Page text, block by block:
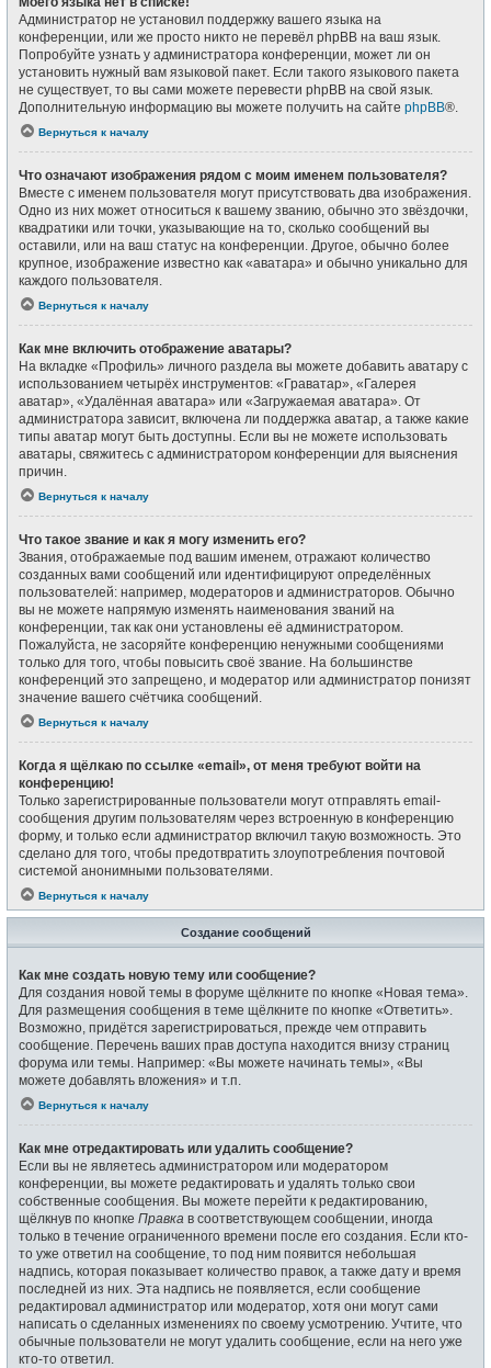
Администратор не установил поддержку вашего языка на
конференции, или же просто никто не перевёл phpBB на ваш язык.
Попробуйте узнать у администратора конференции, может ли он
установить нужный вам языковой пакет. Если такого языкового пакета
не существует, то вы сами можете перевести phpBB на свой язык.
Дополнительную информацию вы можете получить на сайте phpBB®.
Вернуться к началу
Что означают изображения рядом с моим именем пользователя?
Вместе с именем пользователя могут присутствовать два изображения.
Одно из них может относиться к вашему званию, обычно это звёздочки,
квадратики или точки, указывающие на то, сколько сообщений вы
оставили, или на ваш статус на конференции. Другое, обычно более
крупное, изображение известно как «аватара» и обычно уникально для
каждого пользователя.
Вернуться к началу
Как мне включить отображение аватары?
На вкладке «Профиль» личного раздела вы можете добавить аватару с
использованием четырёх инструментов: «Граватар», «Галерея
аватар», «Удалённая аватара» или «Загружаемая аватара». От
администратора зависит, включена ли поддержка аватар, а также какие
типы аватар могут быть доступны. Если вы не можете использовать
аватары, свяжитесь с администратором конференции для выяснения
причин.
Вернуться к началу
Что такое звание и как я могу изменить его?
Звания, отображаемые под вашим именем, отражают количество
созданных вами сообщений или идентифицируют определённых
пользователей: например, модераторов и администраторов. Обычно
вы не можете напрямую изменять наименования званий на
конференции, так как они установлены её администратором.
Пожалуйста, не засоряйте конференцию ненужными сообщениями
только для того, чтобы повысить своё звание. На большинстве
конференций это запрещено, и модератор или администратор понизят
значение вашего счётчика сообщений.
Вернуться к началу
Когда я щёлкаю по ссылке «email», от меня требуют войти на
конференцию!
Только зарегистрированные пользователи могут отправлять email-
сообщения другим пользователям через встроенную в конференцию
форму, и только если администратор включил такую возможность. Это
сделано для того, чтобы предотвратить злоупотребления почтовой
системой анонимными пользователями.
Вернуться к началу
Создание сообщений
Как мне создать новую тему или сообщение?
Для создания новой темы в форуме щёлкните по кнопке «Новая тема».
Для размещения сообщения в теме щёлкните по кнопке «Ответить».
Возможно, придётся зарегистрироваться, прежде чем отправить
сообщение. Перечень ваших прав доступа находится внизу страниц
форума или темы. Например: «Вы можете начинать темы», «Вы
можете добавлять вложения» и т.п.
Вернуться к началу
Как мне отредактировать или удалить сообщение?
Если вы не являетесь администратором или модератором
конференции, вы можете редактировать и удалять только свои
собственные сообщения. Вы можете перейти к редактированию,
щёлкнув по кнопке Правка в соответствующем сообщении, иногда
только в течение ограниченного времени после его создания. Если кто-
то уже ответил на сообщение, то под ним появится небольшая
надпись, которая показывает количество правок, а также дату и время
последней из них. Эта надпись не появляется, если сообщение
редактировал администратор или модератор, хотя они могут сами
написать о сделанных изменениях по своему усмотрению. Учтите, что
обычные пользователи не могут удалить сообщение, если на него уже
кто-то ответил.